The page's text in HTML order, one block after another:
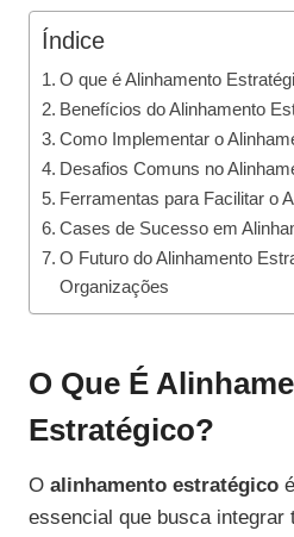
Índice
O que é Alinhamento
Benefícios do Alinhamento
Como Implementar o
Desafios Comuns no
Ferramentas para Facilitar o
Cases de Sucesso em
O Futuro do Alinhamento
Organizações
O Que É
Estratégico?
O alinhamento estratégico
essencial que busca integrar